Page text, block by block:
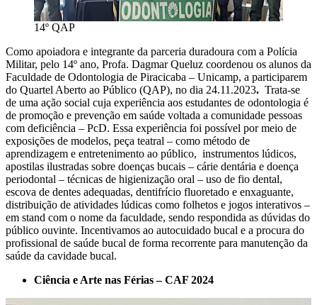
14º QAP
Como apoiadora e integrante da parceria duradoura com a Polícia
Militar, pelo 14º ano, Profa. Dagmar Queluz coordenou os alunos da
Faculdade de Odontologia de Piracicaba – Unicamp, a participarem
do Quartel Aberto ao Público (QAP), no dia 24.11.2023. Trata-se
de uma ação social cuja experiência aos estudantes de odontologia é
de promoção e prevenção em saúde voltada a comunidade pessoas
com deficiência – PcD. Essa experiência foi possível por meio de
exposições de modelos, peça teatral – como método de
aprendizagem e entretenimento ao público, instrumentos lúdicos,
apostilas ilustradas sobre doenças bucais – cárie dentária e doença
periodontal – técnicas de higienização oral – uso de fio dental,
escova de dentes adequadas, dentifrício fluoretado e enxaguante,
distribuição de atividades lúdicas como folhetos e jogos interativos –
em stand com o nome da faculdade, sendo respondida as dúvidas do
público ouvinte. Incentivamos ao autocuidado bucal e a procura do
profissional de saúde bucal de forma recorrente para manutenção da
saúde da cavidade bucal.
Ciência e Arte nas Férias – CAF 2024